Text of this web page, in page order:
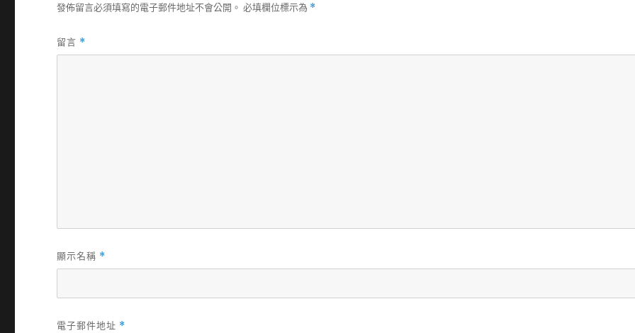
發佈留言必須填寫的電子郵件地址不會公開。 必填欄位標示為 *
留言 *
顯示名稱 *
電子郵件地址 *